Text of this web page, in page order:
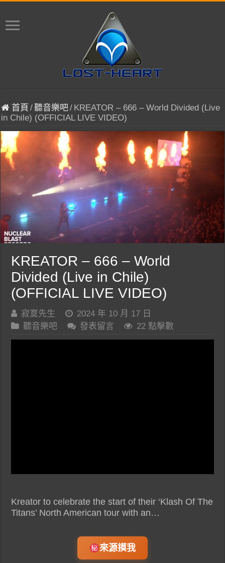
首頁 /聽音樂吧/ KREATOR – 666 – World Divided (Live
in Chile) (OFFICIAL LIVE VIDEO)
KREATOR – 666 – World
Divided (Live in Chile)
(OFFICIAL LIVE VIDEO)
寂寞先生
2024 年 10 月 17 日
聽音樂吧
發表留言 22 點擊數
Kreator to celebrate the start of their ‘Klash Of The
Titans’ North American tour with an…
來源摸我